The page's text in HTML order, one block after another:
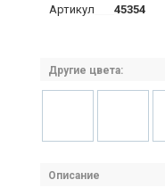
Артикул
45354
Другие цвета:
Описание